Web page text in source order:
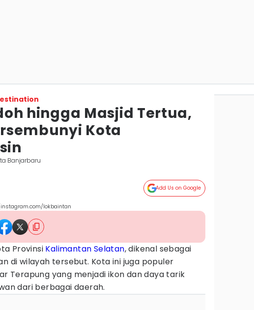
hingga Masjid Tertua,
Kota
Banjarbaru
Add Us on Google
lokbaintan
Provinsi Kalimantan Selatan, dikenal sebagai
di wilayah tersebut. Kota ini juga populer
Terapung yang menjadi ikon dan daya tarik
dari berbagai daerah.